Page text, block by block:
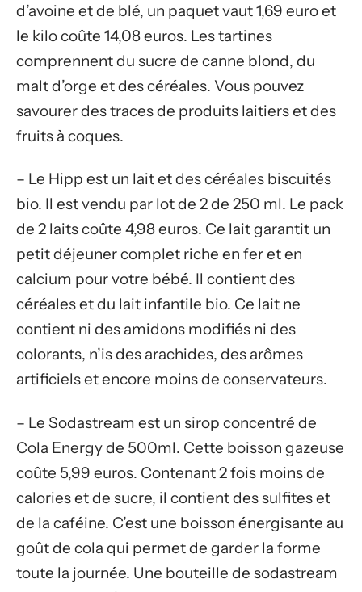
d’avoine et de blé, un paquet vaut 1,69 euro et
le kilo coûte 14,08 euros. Les tartines
comprennent du sucre de canne blond, du
malt d’orge et des céréales. Vous pouvez
savourer des traces de produits laitiers et des
fruits à coques.
– Le Hipp est un lait et des céréales biscuités
bio. Il est vendu par lot de 2 de 250 ml. Le pack
de 2 laits coûte 4,98 euros. Ce lait garantit un
petit déjeuner complet riche en fer et en
calcium pour votre bébé. Il contient des
céréales et du lait infantile bio. Ce lait ne
contient ni des amidons modifiés ni des
colorants, n’is des arachides, des arômes
artificiels et encore moins de conservateurs.
– Le Sodastream est un sirop concentré de
Cola Energy de 500ml. Cette boisson gazeuse
coûte 5,99 euros. Contenant 2 fois moins de
calories et de sucre, il contient des sulfites et
de la caféine. C’est une boisson énergisante au
goût de cola qui permet de garder la forme
toute la journée. Une bouteille de sodastream